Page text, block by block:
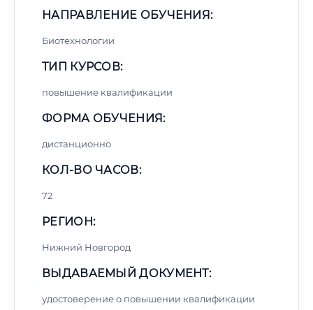
НАПРАВЛЕНИЕ ОБУЧЕНИЯ:
Биотехнологии
ТИП КУРСОВ:
повышение квалификации
ФОРМА ОБУЧЕНИЯ:
дистанционно
КОЛ-ВО ЧАСОВ:
72
РЕГИОН:
Нижний Новгород
ВЫДАВАЕМЫЙ ДОКУМЕНТ:
удостоверение о повышении квалификации